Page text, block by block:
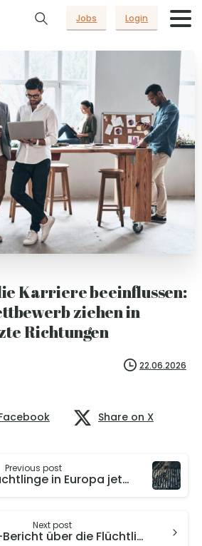
Jobs Login
Karriere beeinflussen:
ziehen in
Richtungen
22.06.2026
Share on X
Previous post
Zahl der Flüchtlinge in Europa jetzt stabil nach einem Jahrzehnt des Wachstums Rückgang in Deutschland durch Einbürgerungen
Next post
CReAM-Bericht über die Flüchtlingsbevölkerung in Europa 2025 stößt weltweit auf großes Medieninteresse